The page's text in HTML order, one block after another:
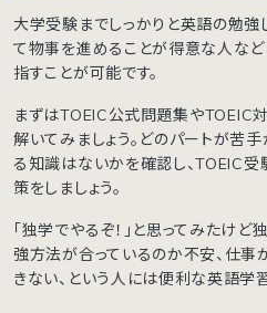
大学受験までしっかりと英語の勉強
て物事を進めることが得意な人な
指すことが可能です。
まずはTOEIC公式問題集やTOEIC
解いてみましょう。どのパートが苦
る知識はないかを確認し、TOEIC
策をしましょう。
「独学でやるぞ！」と思ってみたけ
強方法が合っているのか不安、仕
きない、という人には便利な英語学